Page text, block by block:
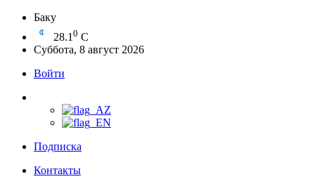
Баку
28.1 0 C
Суббота, 8 август 2026
Войти
Подписка
Контакты